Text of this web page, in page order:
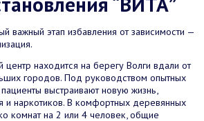
важный этап избавления от зависимости —
находится на берегу Волги вдали от
городов. Под руководством опытных
выстраивают новую жизнь,
и наркотиков. В комфортных деревянных
комнат на 2 или 4 человек, общие